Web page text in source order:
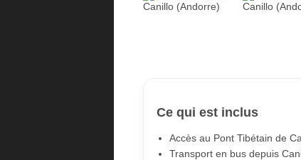
Ce qui est inclus
Accès au Pont Tibétain de
Transport en bus depuis